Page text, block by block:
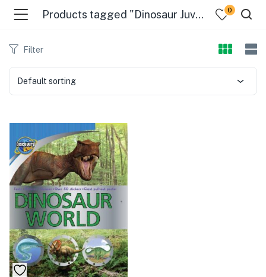
Products tagged "Dinosaur Juvenile Literature" 0
Filter
Default sorting